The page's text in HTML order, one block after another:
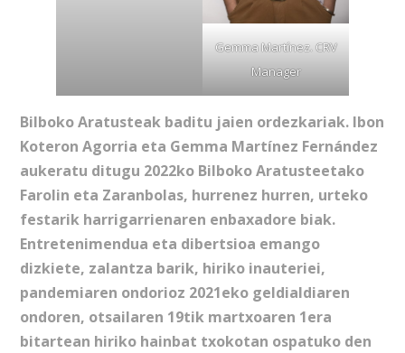
Gemma Martínez. CRV
Manager
Bilboko Aratusteak baditu jaien ordezkariak. Ibon
Koteron Agorria eta Gemma Martínez Fernández
aukeratu ditugu 2022ko Bilboko Aratusteetako
Farolin eta Zaranbolas, hurrenez hurren, urteko
festarik harrigarrienaren enbaxadore biak.
Entretenimendua eta dibertsioa emango
dizkiete, zalantza barik, hiriko inauteriei,
pandemiaren ondorioz 2021eko geldialdiaren
ondoren, otsailaren 19tik martxoaren 1era
bitartean hiriko hainbat txokotan ospatuko den